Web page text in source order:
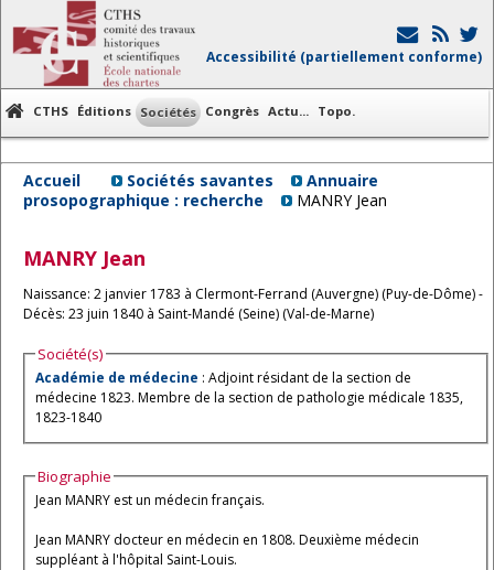
Accessibilité (partiellement conforme)
CTHS Éditions Sociétés Congrès Actu... Topo.
Accueil Sociétés savantes
Annuaire
prosopographique : recherche
MANRY Jean
MANRY Jean
Naissance: 2 janvier 1783 à Clermont-Ferrand (Auvergne) (Puy-de-Dôme) -
Décès: 23 juin 1840 à Saint-Mandé (Seine) (Val-de-Marne)
Société(s)
Académie de médecine : Adjoint résidant de la section de
médecine 1823. Membre de la section de pathologie médicale 1835,
1823-1840
Biographie
Jean MANRY est un médecin français.
Jean MANRY docteur en médecin en 1808. Deuxième médecin
suppléant à l'hôpital Saint-Louis.